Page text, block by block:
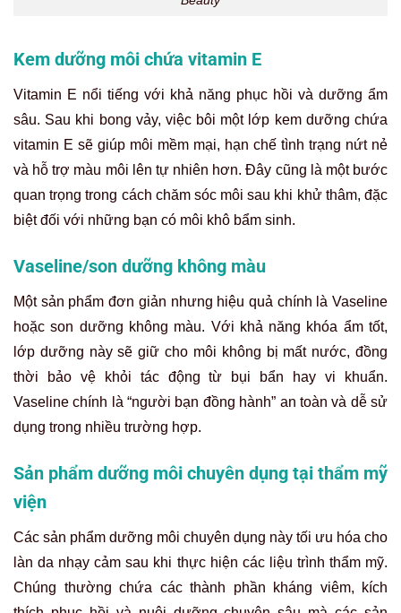
Kem dưỡng môi chứa vitamin E
Vitamin E nổi tiếng với khả năng phục hồi và dưỡng ẩm
sâu. Sau khi bong vảy, việc bôi một lớp kem dưỡng chứa
vitamin E sẽ giúp môi mềm mại, hạn chế tình trạng nứt nẻ
và hỗ trợ màu môi lên tự nhiên hơn. Đây cũng là một bước
quan trọng trong cách chăm sóc môi sau khi khử thâm, đặc
biệt đối với những bạn có môi khô bẩm sinh.
Vaseline/son dưỡng không màu
Một sản phẩm đơn giản nhưng hiệu quả chính là Vaseline
hoặc son dưỡng không màu. Với khả năng khóa ẩm tốt,
lớp dưỡng này sẽ giữ cho môi không bị mất nước, đồng
thời bảo vệ khỏi tác động từ bụi bẩn hay vi khuẩn.
Vaseline chính là “người bạn đồng hành” an toàn và dễ sử
dụng trong nhiều trường hợp.
Sản phẩm dưỡng môi chuyên dụng tại thẩm mỹ
viện
Các sản phẩm dưỡng môi chuyên dụng này tối ưu hóa cho
làn da nhạy cảm sau khi thực hiện các liệu trình thẩm mỹ.
Chúng thường chứa các thành phần kháng viêm, kích